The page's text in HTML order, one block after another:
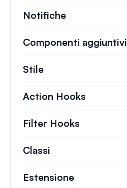
Notifiche
Componenti aggiuntivi
Stile
Action Hooks
Filter Hooks
Classi
Estensione